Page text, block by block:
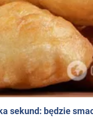
sekund: będzie